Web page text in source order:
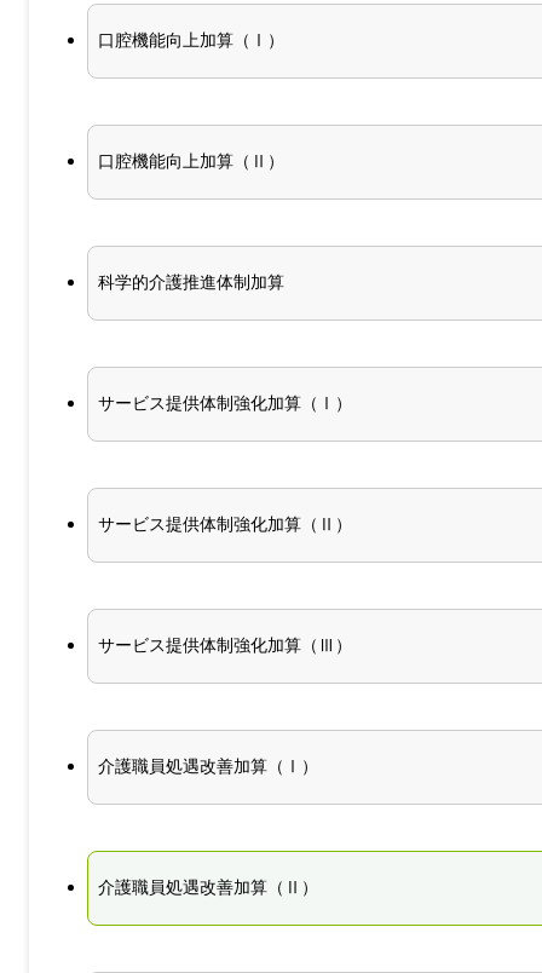
口腔機能向上加算（Ⅰ）
口腔機能向上加算（Ⅱ）
科学的介護推進体制加算
サービス提供体制強化加算（Ⅰ）
サービス提供体制強化加算（Ⅱ）
サービス提供体制強化加算（Ⅲ）
介護職員処遇改善加算（Ⅰ）
介護職員処遇改善加算（Ⅱ）